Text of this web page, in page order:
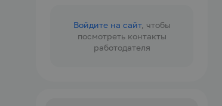
Войдите на сайт, чтобы
посмотреть контакты
работодателя